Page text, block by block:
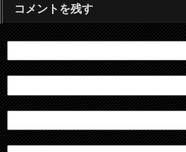
コメントを残す